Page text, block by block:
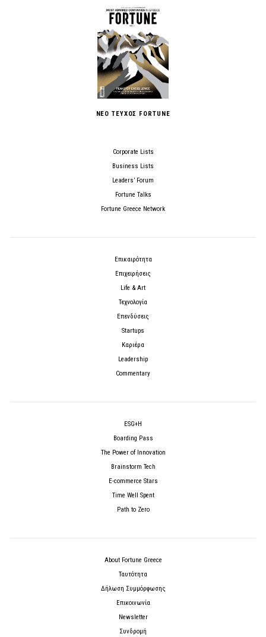
ΝΕΟ ΤΕΥΧΟΣ FORTUNE
Corporate Lists
Business Lists
Leaders’ Forum
Fortune Talks
Fortune Greece Network
Επικαιρότητα
Επιχειρήσεις
Life & Art
Τεχνολογία
Επενδύσεις
Startups
Καριέρα
Leadership
Commentary
ESG+H
Boarding Pass
The Power of Innovation
Brainstorm Tech
E-commerce Stars
Time Well Spent
Path to Zero
About Fortune Greece
Ταυτότητα
Δήλωση Συμμόρφωσης
Επικοινωνία
Newsletter
Συνδρομή